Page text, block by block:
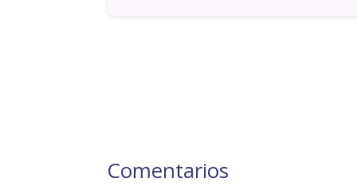
Comentarios